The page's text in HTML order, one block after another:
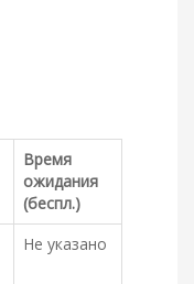
Время
ожидания
(беспл.)
Не указано